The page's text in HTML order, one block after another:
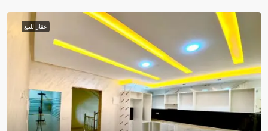
عقار للبيع